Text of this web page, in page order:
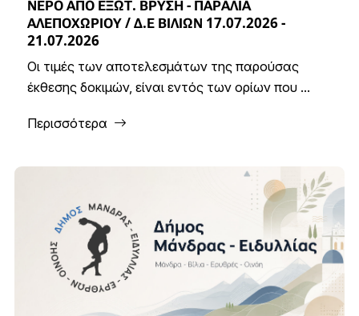
ΝΕΡΟ ΑΠΟ ΕΞΩΤ. ΒΡΥΣΗ - ΠΑΡΑΛΙΑ
ΑΛΕΠΟΧΩΡΙΟΥ / Δ.Ε ΒΙΛΙΩΝ 17.07.2026 -
21.07.2026
Οι τιμές των αποτελεσμάτων της παρούσας
έκθεσης δοκιμών, είναι εντός των ορίων που ...
Περισσότερα